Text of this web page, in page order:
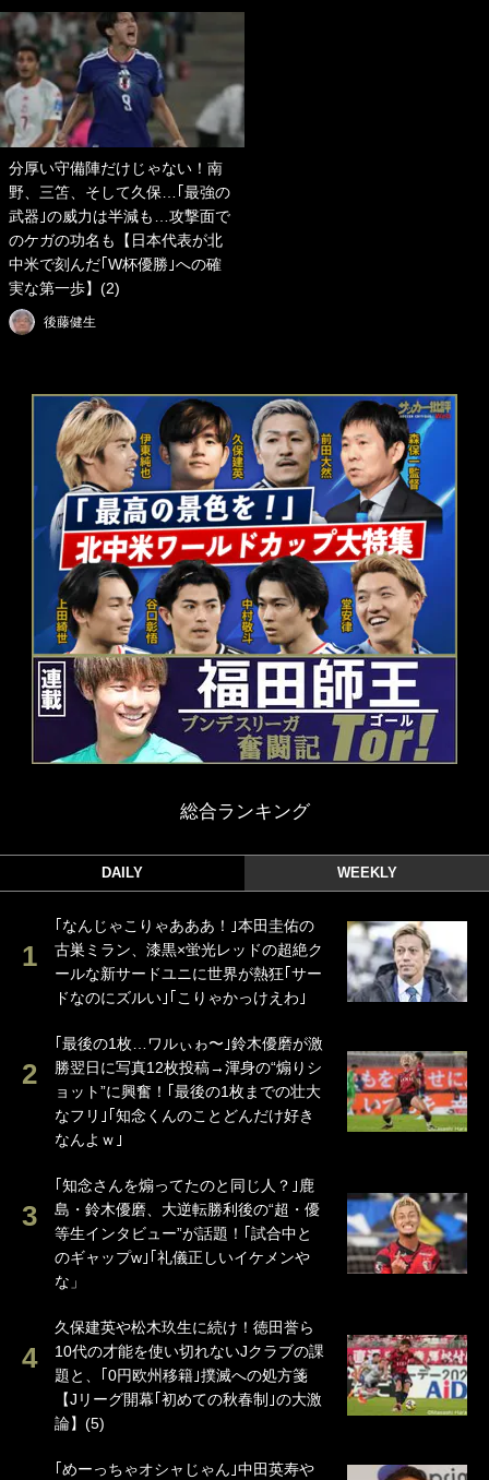
分厚い守備陣だけじゃない！南
野、三笘、そして久保…｢最強の
武器｣の威力は半減も…攻撃面で
のケガの功名も【日本代表が北
中米で刻んだ｢W杯優勝｣への確
実な第一歩】(2)
後藤健生
総合ランキング
DAILY WEEKLY
｢なんじゃこりゃあああ！｣本田圭佑の
古巣ミラン、漆黒×蛍光レッドの超絶ク
ールな新サードユニに世界が熱狂｢サー
ドなのにズルい｣｢こりゃかっけえわ｣
｢最後の1枚…ワルぃゎ〜｣鈴木優磨が激
勝翌日に写真12枚投稿→渾身の“煽りシ
ョット”に興奮！｢最後の1枚までの壮大
なフリ｣｢知念くんのことどんだけ好き
なんよｗ｣
｢知念さんを煽ってたのと同じ人？｣鹿
島・鈴木優磨、大逆転勝利後の“超・優
等生インタビュー”が話題！｢試合中と
のギャップw｣｢礼儀正しいイケメンや
な」
久保建英や松木玖生に続け！徳田誉ら
10代の才能を使い切れないJクラブの課
題と、｢0円欧州移籍｣撲滅への処方箋
【Jリーグ開幕｢初めての秋春制｣の大激
論】(5)
｢めーっちゃオシャじゃん｣中田英寿や